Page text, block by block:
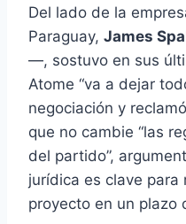
Del lado de la
Paraguay, James
—, sostuvo en sus
Atome “va a dejar
negociación y
que no cambie “las
del partido”,
jurídica es clave
proyecto en un plazo